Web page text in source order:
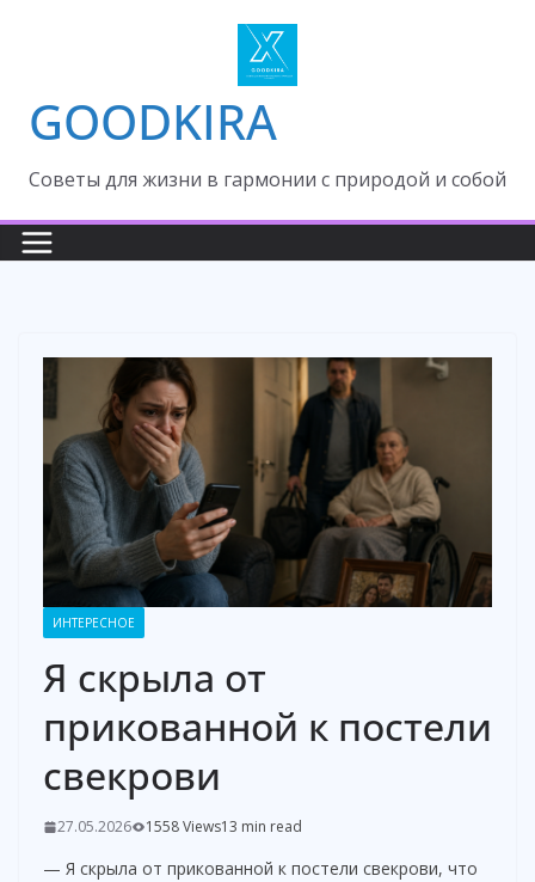
GOODKIRA
Cоветы для жизни в гармонии с природой и собой
ИНТЕРЕСНОЕ
Я скрыла от
прикованной к постели
свекрови
27.05.2026 1558 Views13 min read
— Я скрыла от прикованной к постели свекрови, что